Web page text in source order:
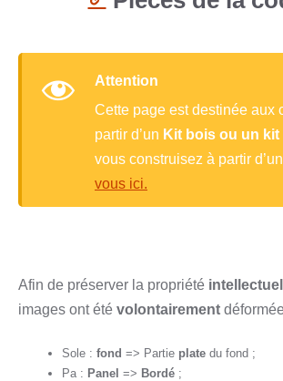
Attention
Cette page est destinée aux
partir d’un Kit bois ou un
vous construisez à partir d’un
vous ici.
Afin de préserver la propriété
images ont été volontairement
Sole : fond => Partie plate du fond ;
Pa : Panel => Bordé ;